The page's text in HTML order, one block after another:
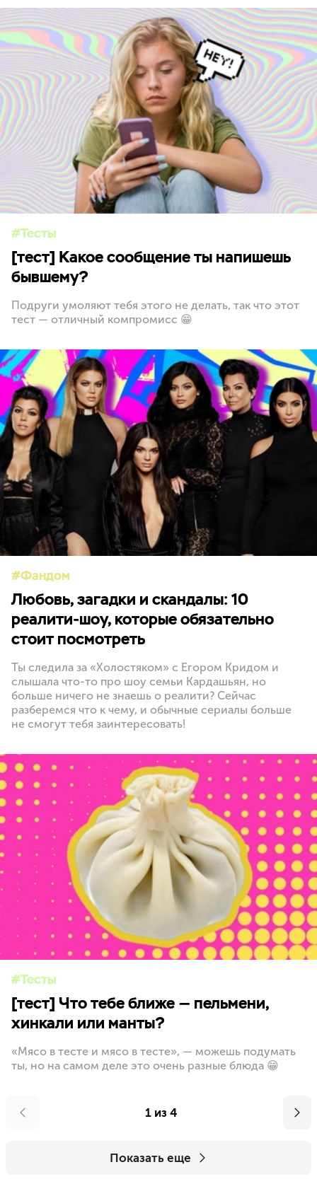
Тесты
[тест] Какое сообщение ты напишешь
бывшему?
Подруги умоляют тебя этого не делать, так что этот
тест — отличный компромисс 😁
Фандом
Любовь, загадки и скандалы: 10
реалити-шоу, которые обязательно
стоит посмотреть
Ты следила за «Холостяком» с Егором Кридом и
слышала что-то про шоу семьи Кардашьян, но
больше ничего не знаешь о реалити? Сейчас
разберемся что к чему, и обычные сериалы больше
не смогут тебя заинтересовать!
Тесты
[тест] Что тебе ближе — пельмени,
хинкали или манты?
«Мясо в тесте и мясо в тесте», — можешь подумать
ты, но на самом деле это очень разные блюда 😁
1 из 4
Показать еще